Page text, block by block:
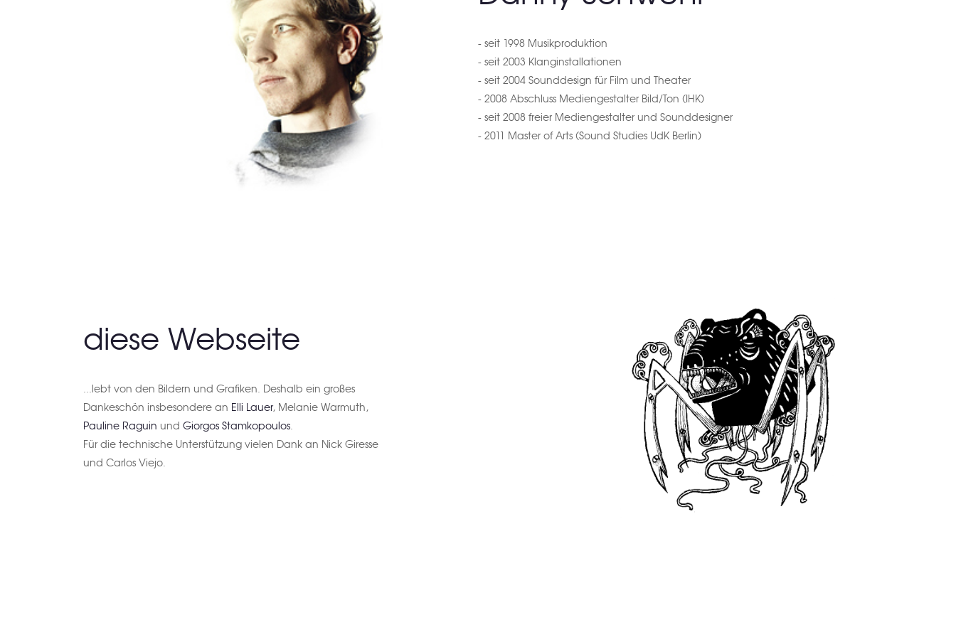
- seit 1998 Musikproduktion
- seit 2003 Klanginstallationen
- seit 2004 Sounddesign für Film und Theater
- 2008 Abschluss Mediengestalter Bild/Ton (IHK)
- seit 2008 freier Mediengestalter und Sounddesigner
- 2011 Master of Arts (Sound Studies UdK Berlin)
diese Webseite
...lebt von den Bildern und Grafiken. Deshalb ein großes
Dankeschön insbesondere an Elli Lauer, Melanie Warmuth,
Pauline Raguin und Giorgos Stamkopoulos.
Für die technische Unterstützung vielen Dank an Nick Giresse
und Carlos Viejo.